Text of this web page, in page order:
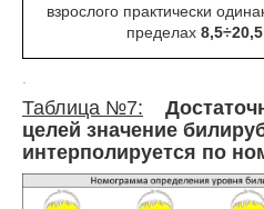
взрослого практически
пределах
Таблица №7:
целей значение
интерполируется по